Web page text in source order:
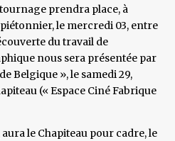
prendra place, à
piétonnier, le mercredi 03, entre
du travail de
nous sera présentée par
Belgique », le samedi 29,
(« Espace Ciné Fabrique
le Chapiteau pour cadre, le